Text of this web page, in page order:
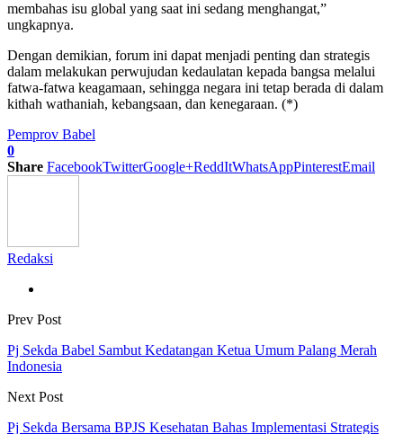
membahas isu global yang saat ini sedang menghangat,”
ungkapnya.
Dengan demikian, forum ini dapat menjadi penting dan strategis
dalam melakukan perwujudan kedaulatan kepada bangsa melalui
fatwa-fatwa keagamaan, sehingga negara ini tetap berada di dalam
kithah wathaniah, kebangsaan, dan kenegaraan. (*)
Pemprov Babel
0
Share FacebookTwitterGoogle+ReddItWhatsAppPinterestEmail
Redaksi
Prev Post
Pj Sekda Babel Sambut Kedatangan Ketua Umum Palang Merah
Indonesia
Next Post
Pj Sekda Bersama BPJS Kesehatan Bahas Implementasi Strategis